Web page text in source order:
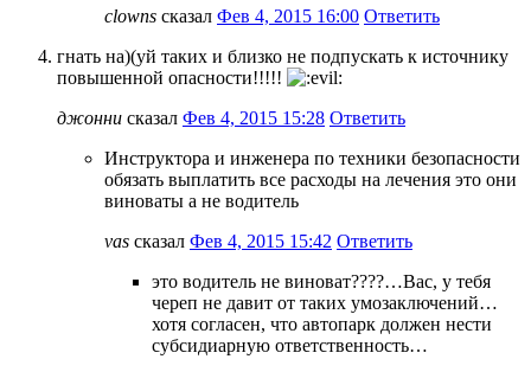
clowns сказал Фев 4, 2015 16:00 Ответить
гнать на)(уй таких и близко не подпускать к источнику
повышенной опасности!!!!!
джонни сказал Фев 4, 2015 15:28 Ответить
Инструктора и инженера по техники безопасности
обязать выплатить все расходы на лечения это они
виноваты а не водитель
vas сказал Фев 4, 2015 15:42 Ответить
это водитель не виноват????…Вас, у тебя
череп не давит от таких умозаключений…
хотя согласен, что автопарк должен нести
субсидиарную ответственность…